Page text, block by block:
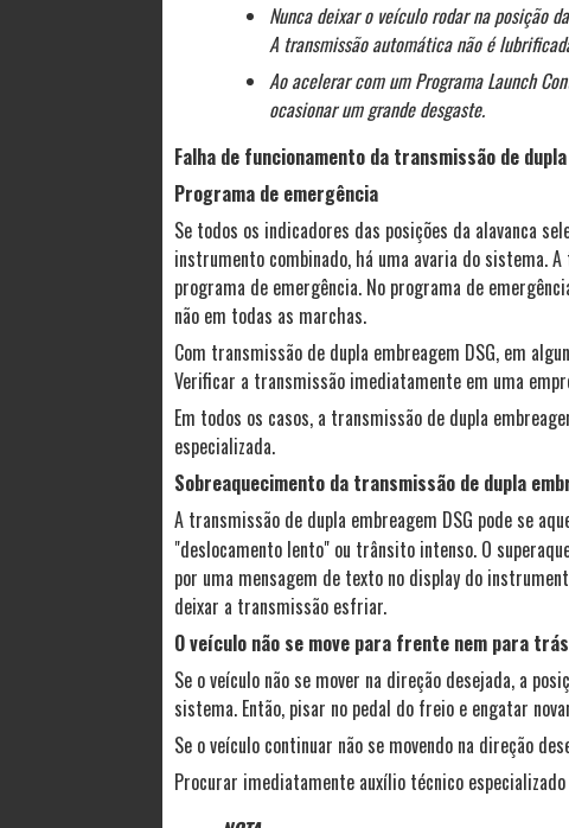
Nunca deixar o veículo rodar na posição
A transmissão automática não é
Ao acelerar com um Programa Launch
ocasionar um grande desgaste.
Falha de funcionamento da transmissão de
Programa de emergência
Se todos os indicadores das posições da alavanca
instrumento combinado, há uma avaria do sistema.
programa de emergência. No programa de
não em todas as marchas.
Com transmissão de dupla embreagem DSG, em
Verificar a transmissão imediatamente em uma
Em todos os casos, a transmissão de dupla
especializada.
Sobreaquecimento da transmissão de dupla
A transmissão de dupla embreagem DSG pode se
"deslocamento lento" ou trânsito intenso. O
por uma mensagem de texto no display do
deixar a transmissão esfriar.
O veículo não se move para frente nem para
Se o veículo não se mover na direção desejada, a
sistema. Então, pisar no pedal do freio e engatar
Se o veículo continuar não se movendo na direção
Procurar imediatamente auxílio técnico